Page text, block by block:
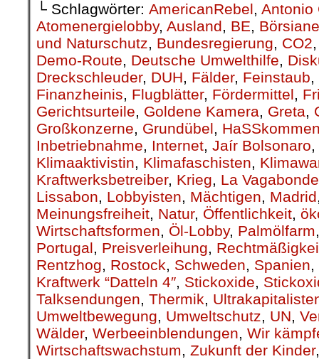
└ Schlagwörter: AmericanRebel, Antonio
Atomenergielobby, Ausland, BE,
und Naturschutz, Bundesregierung, CO2
Demo-Route, Deutsche Umwelthilfe,
Dreckschleuder, DUH, Fälder, Feinstaub,
Finanzheinis, Flugblätter, Fördermittel,
Gerichtsurteile, Goldene Kamera, Greta,
Großkonzerne, Grundübel,
Inbetriebnahme, Internet, Jaír Bolsonaro,
Klimaaktivistin, Klimafaschisten,
Kraftwerksbetreiber, Krieg, La Vagabonde
Lissabon, Lobbyisten, Mächtigen, Madrid
Meinungsfreiheit, Natur, Öffentlichkeit,
Wirtschaftsformen, Öl-Lobby, Palmölfarm
Portugal, Preisverleihung,
Rentzhog, Rostock, Schweden, Spanien,
Kraftwerk “Datteln 4″, Stickoxide,
Talksendungen, Thermik,
Umweltbewegung, Umweltschutz, UN,
Wälder, Werbeeinblendungen, Wir
Wirtschaftswachstum, Zukunft der Kinder